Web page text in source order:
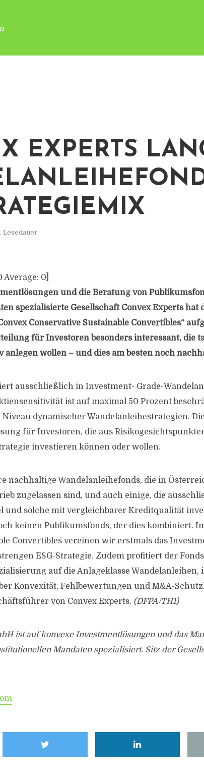
EXPERTS
Lesedauer
Average: 0
und die Beratung von
spezialisierte Gesellschaft Convex Experts hat
Conservative Sustainable Convertibles“
für Investoren besonders interessant, die
anlegen wollen – und dies am besten noch
ausschließlich in Investment- Grade-
ist auf maximal 50 Prozent
dynamischer Wandelanleihestrategien.
für Investoren, die aus
investieren können oder wollen.
nachhaltige Wandelanleihefonds, die in
zugelassen sind, und auch einige, die
und solche mit vergleichbarer Kreditqualität
keinen Publikumsfonds, der dies kombiniert.
Convertibles´ vereinen wir erstmals das
ESG-Strategie. Zudem profitiert der
auf die Anlageklasse Wandelanleihen,
Konvexität, Fehlbewertungen und M&A-
von Convex Experts. (DFPA/TH1)
ist auf konvexe Investmentlösungen und das
Mandaten spezialisiert. Sitz der